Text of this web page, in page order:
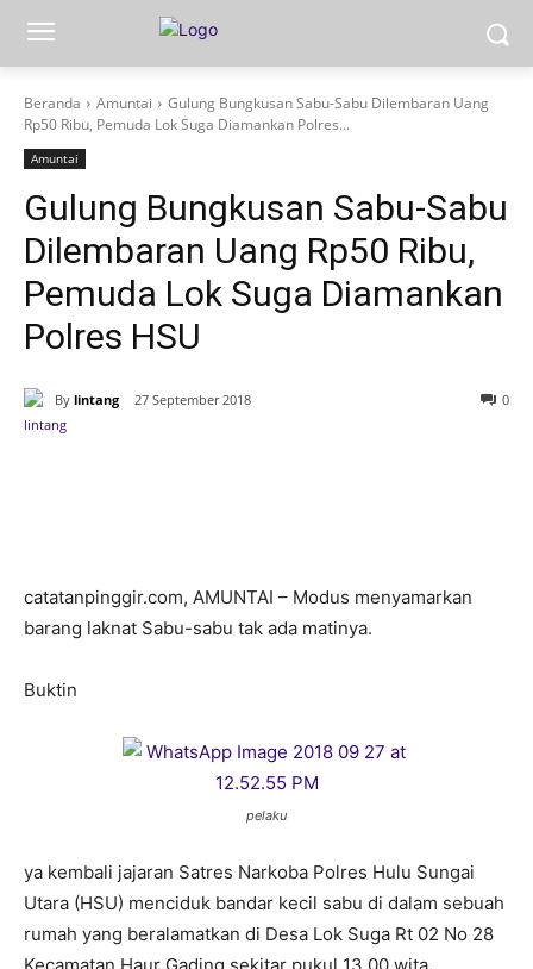
Beranda Amuntai
Gulung Bungkusan Sabu-Sabu Dilembaran Uang
Rp50 Ribu, Pemuda Lok Suga Diamankan Polres...
Amuntai
Gulung Bungkusan Sabu-Sabu
Dilembaran Uang Rp50 Ribu,
Pemuda Lok Suga Diamankan
Polres HSU
By lintang 27 September 2018 0
catatanpinggir.com, AMUNTAI – Modus menyamarkan
barang laknat Sabu-sabu tak ada matinya.
Buktin
pelaku
ya kembali jajaran Satres Narkoba Polres Hulu Sungai
Utara (HSU) menciduk bandar kecil sabu di dalam sebuah
rumah yang beralamatkan di Desa Lok Suga Rt 02 No 28